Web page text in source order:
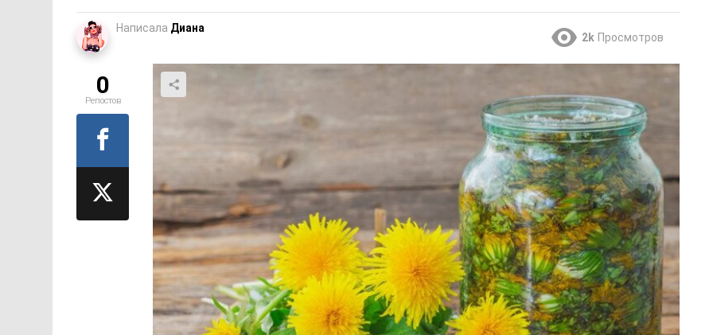
Написала Диана
2k Просмотров
0
Репостов